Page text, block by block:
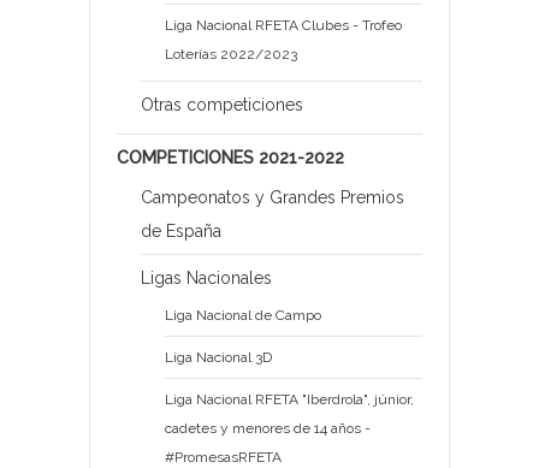
Liga Nacional RFETA Clubes - Trofeo
Loterías 2022/2023
Otras competiciones
COMPETICIONES 2021-2022
Campeonatos y Grandes Premios
de España
Ligas Nacionales
Liga Nacional de Campo
Liga Nacional 3D
Liga Nacional RFETA "Iberdrola", júnior,
cadetes y menores de 14 años -
#PromesasRFETA